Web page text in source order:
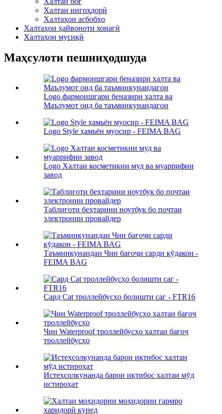
Халтаи нигоҳдорӣ
Халтаҳои асбобҳо
Халтаҳои ҳайвоноти хонагӣ
Халтаҳои мусиқӣ
Маҳсулоти пешниҳодшуда
Logo фармоишгари беназири халта ва
Маълумот оид ба таъминкунандагон
Logo Style ҳамьён муосир - FEIMA BAG
Logo Халтаи косметикии муд ва муаррифии
завод
Таблиғоти беҳтарини ноутбук бо почтаи
электронии провайдер
Таъминкунандаи Чин бағоҷи сарди кӯдакон -
FEIMA BAG
Сард Cat троллейбусҳо болишти саг - FTR16
Чин Waterproof троллейбусҳо халтаи бағоҷ
троллейбусҳо
Истеҳсолкунанда барои иқтибос халтаи мӯд
истироҳат